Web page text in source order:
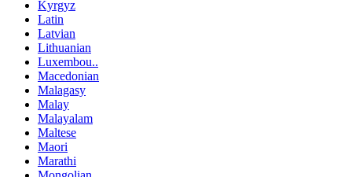
Kyrgyz
Latin
Latvian
Lithuanian
Luxembou..
Macedonian
Malagasy
Malay
Malayalam
Maltese
Maori
Marathi